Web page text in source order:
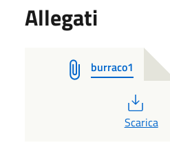
Allegati
burraco1
PDF
Scarica